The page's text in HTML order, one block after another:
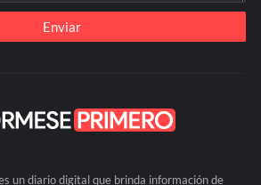
un diario digital que brinda información de